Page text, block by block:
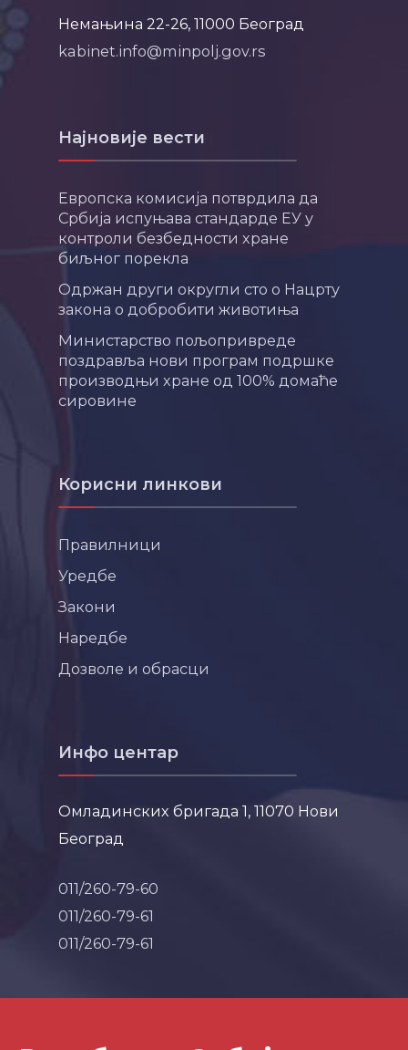
Немањина 22-26, 11000 Београд
kabinet.info@minpolj.gov.rs
Најновије вести
Европска комисија потврдила да
Србија испуњава стандарде ЕУ у
контроли безбедности хране
биљног порекла
Одржан други округли сто о Нацрту
закона о добробити животиња
Министарство пољопривреде
поздравља нови програм подршке
производњи хране од 100% домаће
сировине
Корисни линкови
Правилници
Уредбе
Закони
Наредбе
Дозволе и обрасци
Инфо центар
Омладинских бригада 1, 11070 Нови
Београд
011/260-79-60
011/260-79-61
011/260-79-61